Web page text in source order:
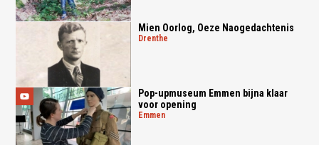
Mien Oorlog, Oeze Naogedachtenis
drenthe
Pop-upmuseum Emmen bijna klaar
voor opening
emmen